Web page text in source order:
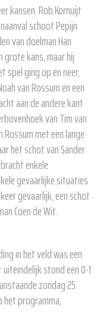
kansen. Rob Kornuijt
schoot Pepijn
van doelman Han
grote kans, maar hij
spel ging op en neer,
van Rossum en een
aan de andere kant
van Tim van
met een lange
het schot van Sander
enkele
gevaarlijke situaties
gevaarlijk, een schot
Coen de Wit.
in het veld was een
stond een 0-1
zondag 25
programma,